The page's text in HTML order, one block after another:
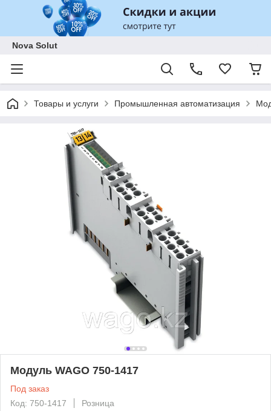
Nova Solut
Товары и услуги Промышленная автоматизация
Модуль WAGO 750-1417
Под заказ
Код: 750-1417
Розница